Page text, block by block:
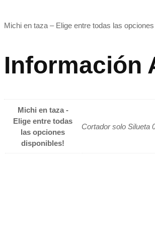
Michi en taza – Elige entre todas las
Información
Michi en taza -
Elige entre todas
las opciones
disponibles!
Cortador solo Silueta